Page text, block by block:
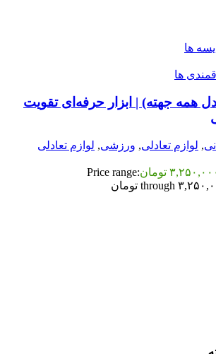
ها
ها
همه جهته) | ابزار حرفه‌ای تقویت
, لوازم تعادلی, ورزشی, لوازم تعادلی
تومانPrice range: